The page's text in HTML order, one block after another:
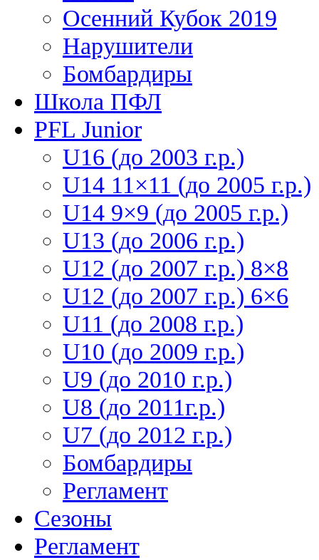
Осенний Кубок 2019
Нарушители
Бомбардиры
Школа ПФЛ
PFL Junior
U16 (до 2003 г.р.)
U14 11×11 (до 2005 г.р.)
U14 9×9 (до 2005 г.р.)
U13 (до 2006 г.р.)
U12 (до 2007 г.р.) 8×8
U12 (до 2007 г.р.) 6×6
U11 (до 2008 г.р.)
U10 (до 2009 г.р.)
U9 (до 2010 г.р.)
U8 (до 2011г.р.)
U7 (до 2012 г.р.)
Бомбардиры
Регламент
Сезоны
Регламент